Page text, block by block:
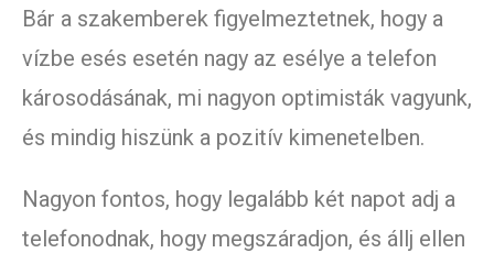
Bár a szakemberek figyelmeztetnek, hogy a
vízbe esés esetén nagy az esélye a telefon
károsodásának, mi nagyon optimisták vagyunk,
és mindig hiszünk a pozitív kimenetelben.
Nagyon fontos, hogy legalább két napot adj a
telefonodnak, hogy megszáradjon, és állj ellen